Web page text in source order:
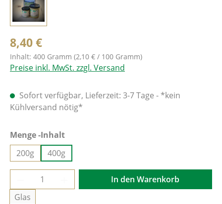
8,40 €
Inhalt: 400 Gramm (2,10 € / 100 Gramm)
Preise inkl. MwSt. zzgl. Versand
Sofort verfügbar, Lieferzeit: 3-7 Tage - *kein
Kühlversand nötig*
Menge -Inhaltauswählen
200g
400g
Produkt Anzahl: Gib den gewünschten
Glas
In den Warenkorb